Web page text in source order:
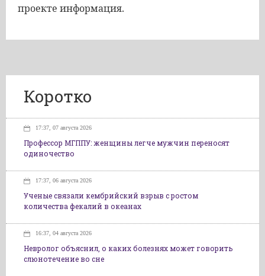
проекте информация.
Коротко
17:37, 07 августа 2026
Профессор МГППУ: женщины легче мужчин переносят
одиночество
17:37, 06 августа 2026
Ученые связали кембрийский взрыв с ростом
количества фекалий в океанах
16:37, 04 августа 2026
Невролог объяснил, о каких болезнях может говорить
слюнотечение во сне